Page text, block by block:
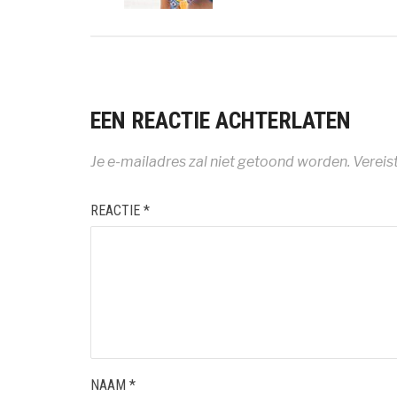
EEN REACTIE ACHTERLATEN
Je e-mailadres zal niet getoond worden.
REACTIE *
NAAM *